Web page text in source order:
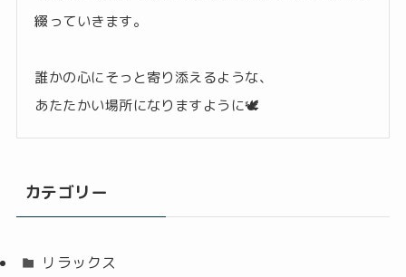
綴っていきます。
誰かの心にそっと寄り添えるような、
あたたかい場所になりますように🕊️
カテゴリー
リラックス